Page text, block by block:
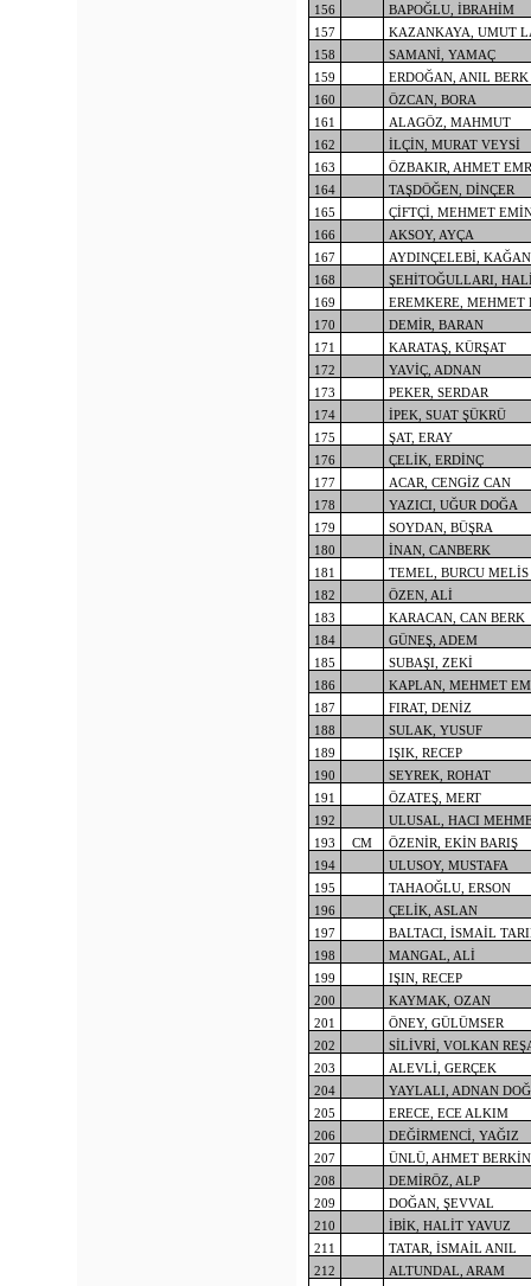
156
BAPOĞLU, İBRAHİM
157
KAZANKAYA, UMUT
158
SAMANİ, YAMAÇ
159
ERDOĞAN, ANIL BERK
160
ÖZCAN, BORA
161
ALAGÖZ, MAHMUT
162
İLÇİN, MURAT VEYSİ
163
ÖZBAKIR, AHMET
164
TAŞDÖĞEN, DİNÇER
165
ÇİFTÇİ, MEHMET
166
AKSOY, AYÇA
167
AYDINÇELEBİ, KAĞAN
168
ŞEHİTOĞULLARI,
169
EREMKERE, MEHMET
170
DEMİR, BARAN
171
KARATAŞ, KÜRŞAT
172
YAVİÇ, ADNAN
173
PEKER, SERDAR
174
İPEK, SUAT ŞÜKRÜ
175
ŞAT, ERAY
176
ÇELİK, ERDİNÇ
177
ACAR, CENGİZ CAN
178
YAZICI, UĞUR DOĞA
179
SOYDAN, BÜŞRA
180
İNAN, CANBERK
181
TEMEL, BURCU MELİS
182
ÖZEN, ALİ
183
KARACAN, CAN BERK
184
GÜNEŞ, ADEM
185
SUBAŞI, ZEKİ
186
KAPLAN, MEHMET
187
FIRAT, DENİZ
188
SULAK, YUSUF
189
IŞIK, RECEP
190
SEYREK, ROHAT
191
ÖZATEŞ, MERT
192
ULUSAL, HACI
193
CM
ÖZENİR, EKİN BARIŞ
194
ULUSOY, MUSTAFA
195
TAHAOĞLU, ERSON
196
ÇELİK, ASLAN
197
BALTACI, İSMAİL
198
MANGAL, ALİ
199
IŞIN, RECEP
200
KAYMAK, OZAN
201
ÖNEY, GÜLÜMSER
202
SİLİVRİ, VOLKAN
203
ALEVLİ, GERÇEK
204
YAYLALI, ADNAN
205
ERECE, ECE ALKIM
206
DEĞİRMENCİ, YAĞIZ
207
ÜNLÜ, AHMET BERKİN
208
DEMİRÖZ, ALP
209
DOĞAN, ŞEVVAL
210
İBİK, HALİT YAVUZ
211
TATAR, İSMAİL ANIL
212
ALTUNDAL, ARAM